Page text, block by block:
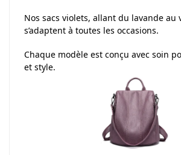
Nos sacs violets, allant du lavande au
s’adaptent à toutes les occasions.
Chaque modèle est conçu avec soin
et style.